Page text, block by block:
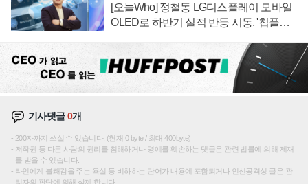
[오늘Who] 정철동 LG디스플레이 모바일
OLED로 하반기 실적 반등 시동, '칩플레
기사댓글0개
200자까지 쓰실 수 있습니다. (현재 0 byte / 최대 400byte)
저작권 등 다른 사람의 권리를 침해하거나 명예를 훼손하는 댓글은 관련 법률에 의해 제재
를 받을 수 있습니다.
타인에게 불쾌감을 주는 욕설 등 비하하는 단어가 내용에 포함되거나 인신공격성 글은 관
리자의 판단에 의해 삭제 합니다.